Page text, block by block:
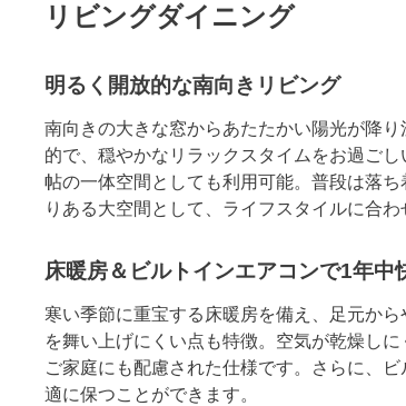
リビングダイニング
明るく開放的な南向きリビング
南向きの大きな窓からあたたかい陽光が降
的で、穏やかなリラックスタイムをお過ご
帖の一体空間としても利用可能。普段は落
りある大空間として、ライフスタイルに合わ
床暖房＆ビルトインエアコンで1年中
寒い季節に重宝する床暖房を備え、足元か
を舞い上げにくい点も特徴。空気が乾燥し
ご家庭にも配慮された仕様です。さらに、
適に保つことができます。